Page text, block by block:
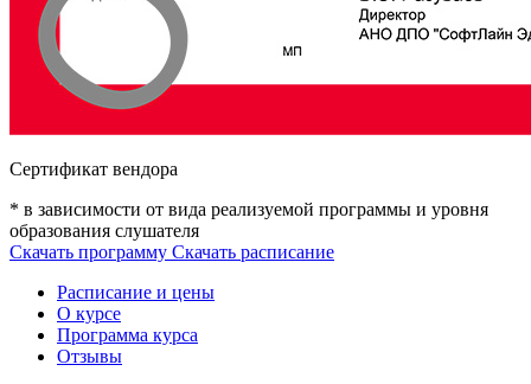
Сертификат вендора
* в зависимости от вида реализуемой программы и уровня
образования слушателя
Скачать программу Скачать расписание
Расписание и цены
О курсе
Программа курса
Отзывы